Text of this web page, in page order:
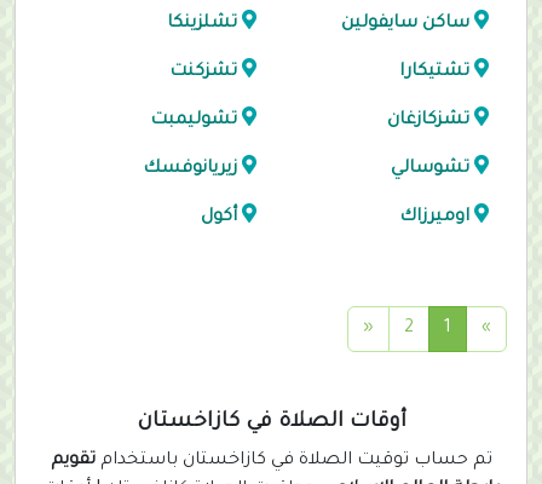
ساكن سايفولين تشلزينكا
تشتيكارا تشزكنت
تشزكازغان تشوليمبت
تشوسالي زيريانوفسك
اوميرزاك أكول
»
1
(
c
2
«
أوقات الصلاة في كازاخستان
تم حساب توقيت الصلاة في كازاخستان باستخدامتقويم